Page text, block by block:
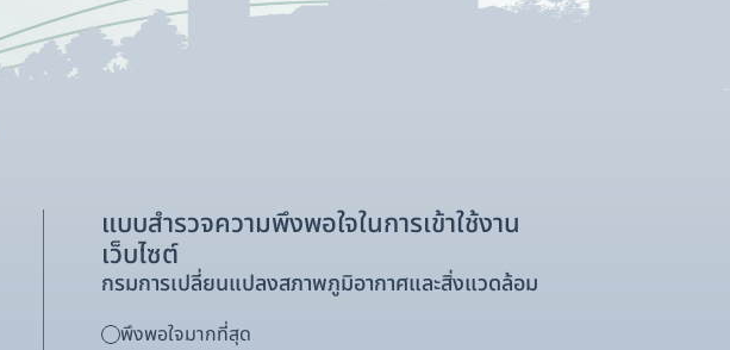
แบบสำรวจความพึงพอใจในการเข้าใช้งาน
เว็บไซต์
กรมการเปลี่ยนแปลงสภาพภูมิอากาศและสิ่งแวดล้อม
พึงพอใจมากที่สุด